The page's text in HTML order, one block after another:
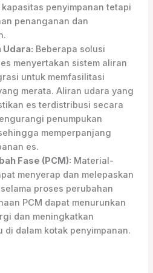
penyimpanan tetapi
penanganan dan
Udara: Beberapa solusi
menyertakan sistem aliran
untuk memfasilitasi
merata. Aliran udara yang
es terdistribusi secara
penumpukan
memperpanjang
es.
Fase (PCM): Material-
menyerap dan melepaskan
proses perubahan
PCM dapat menurunkan
dan meningkatkan
di dalam kotak penyimpanan.